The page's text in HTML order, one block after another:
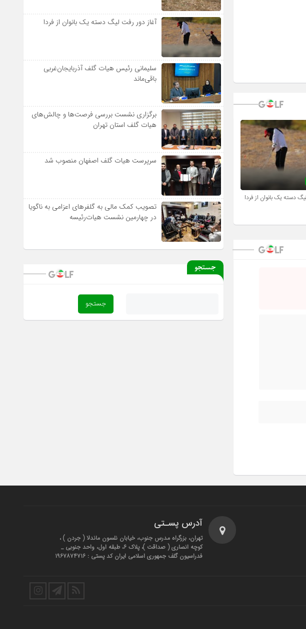
دسته یک بانوان از فردا
آغاز دور رفت لیگ دسته یک بانوان از فردا
سلیمانی رئیس هیات گلف آذربایجان‌غربی
باقی‌ماند
برگزاری نشست بررسی فرصت‌ها و چالش‌های
هیات گلف استان تهران
سرپرست هیات گلف اصفهان منصوب شد
تصویب کمک مالی به گلفرهای اعزامی به ناگویا
در چهارمین نشست هیات‌رئیسه
جستجو
آدرس پسـتی
تهران، بزرگراه مدرس جنوب، خیابان نلسون ماندلا ( جردن ) ،
کوچه انصاری ( صداقت )، پلاک ۶، طبقه اول، واحد جنوبی _
فدراسیون گلف جمهوری اسلامی ایران کد پستی : ۱۹۶۷۸۷۴۷۱۶